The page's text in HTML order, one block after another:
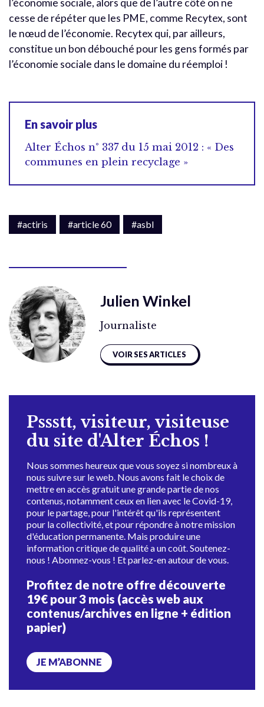
l’économie sociale, alors que de l’autre côté on ne
cesse de répéter que les PME, comme Recytex, sont
le nœud de l’économie. Recytex qui, par ailleurs,
constitue un bon débouché pour les gens formés par
l’économie sociale dans le domaine du réemploi !
En savoir plus
Alter Échos n° 337 du 15 mai 2012 : « Des
communes en plein recyclage »
#actiris #article 60 #asbl
Julien Winkel
Journaliste
VOIR SES ARTICLES
Pssstt, visiteur, visiteuse
du site d'Alter Échos !
Nous sommes heureux que vous soyez si nombreux à
nous suivre sur le web. Nous avons fait le choix de
mettre en accès gratuit une grande partie de nos
contenus, notamment ceux en lien avec le Covid-19,
pour le partage, pour l'intérêt qu'ils représentent
pour la collectivité, et pour répondre à notre mission
d'éducation permanente. Mais produire une
information critique de qualité a un coût. Soutenez-
nous ! Abonnez-vous ! Et parlez-en autour de vous.
Profitez de notre offre découverte
19€ pour 3 mois (accès web aux
contenus/archives en ligne + édition
papier)
JE M’ABONNE